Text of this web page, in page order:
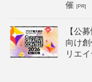
催[PR]
【公
向け
リエ